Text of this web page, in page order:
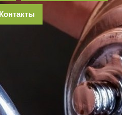
Контакты